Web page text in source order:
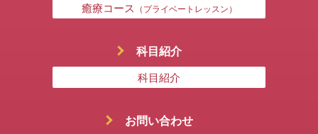
癒療コース （プライベートレッスン）
科目紹介
科目紹介
お問い合わせ